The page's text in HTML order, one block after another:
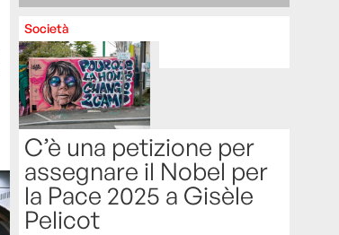
Società
C’è una petizione per
assegnare il Nobel per
la Pace 2025 a Gisèle
Pelicot